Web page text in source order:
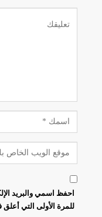
احفظ اسمي والبريد
للمرة الأولى التي أعلق